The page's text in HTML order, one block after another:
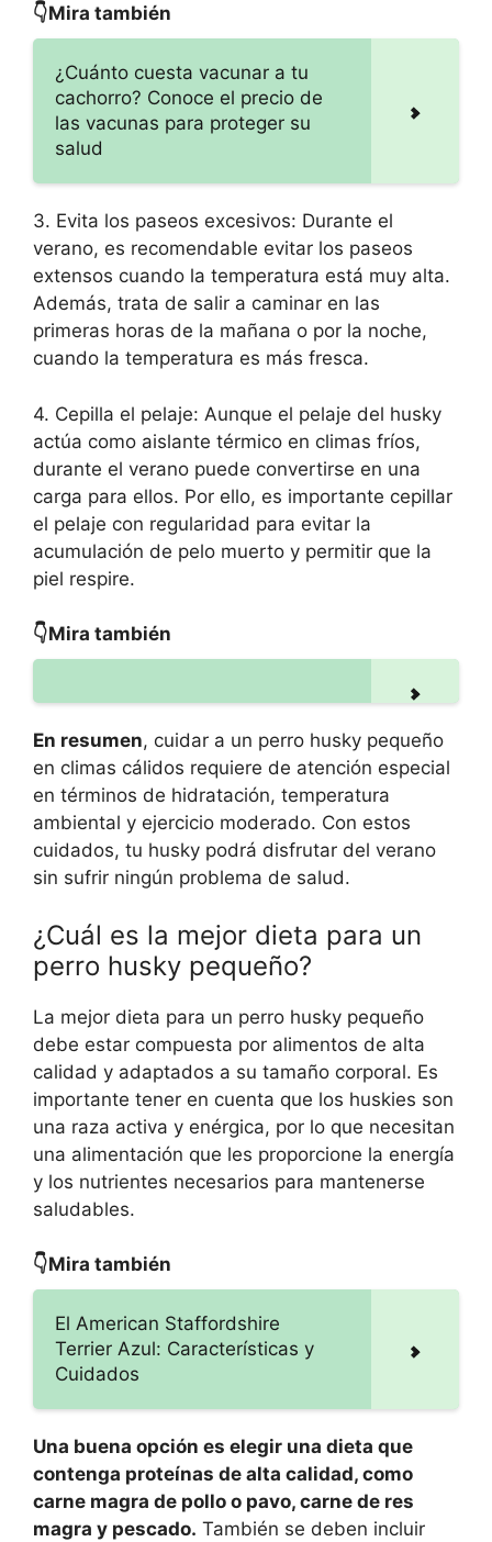
👇Mira también
¿Cuánto cuesta vacunar a tu
cachorro? Conoce el precio de
las vacunas para proteger su
salud
3. Evita los paseos excesivos: Durante el
verano, es recomendable evitar los paseos
extensos cuando la temperatura está muy alta.
Además, trata de salir a caminar en las
primeras horas de la mañana o por la noche,
cuando la temperatura es más fresca.
4. Cepilla el pelaje: Aunque el pelaje del husky
actúa como aislante térmico en climas fríos,
durante el verano puede convertirse en una
carga para ellos. Por ello, es importante cepillar
el pelaje con regularidad para evitar la
acumulación de pelo muerto y permitir que la
piel respire.
👇Mira también
En resumen, cuidar a un perro husky pequeño
en climas cálidos requiere de atención especial
en términos de hidratación, temperatura
ambiental y ejercicio moderado. Con estos
cuidados, tu husky podrá disfrutar del verano
sin sufrir ningún problema de salud.
¿Cuál es la mejor dieta para un
perro husky pequeño?
La mejor dieta para un perro husky pequeño
debe estar compuesta por alimentos de alta
calidad y adaptados a su tamaño corporal. Es
importante tener en cuenta que los huskies son
una raza activa y enérgica, por lo que necesitan
una alimentación que les proporcione la energía
y los nutrientes necesarios para mantenerse
saludables.
👇Mira también
El American Staffordshire
Terrier Azul: Características y
Cuidados
Una buena opción es elegir una dieta que
contenga proteínas de alta calidad, como
carne magra de pollo o pavo, carne de res
magra y pescado. También se deben incluir